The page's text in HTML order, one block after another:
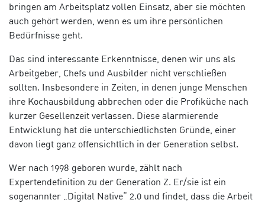
bringen am Arbeitsplatz vollen Einsatz, aber sie möchten
auch gehört werden, wenn es um ihre persönlichen
Bedürfnisse geht.
Das sind interessante Erkenntnisse, denen wir uns als
Arbeitgeber, Chefs und Ausbilder nicht verschließen
sollten. Insbesondere in Zeiten, in denen junge Menschen
ihre Kochausbildung abbrechen oder die Profiküche nach
kurzer Gesellenzeit verlassen. Diese alarmierende
Entwicklung hat die unterschiedlichsten Gründe, einer
davon liegt ganz offensichtlich in der Generation selbst.
Wer nach 1998 geboren wurde, zählt nach
Expertendefinition zu der Generation Z. Er/sie ist ein
sogenannter „Digital Native“ 2.0 und findet, dass die Arbeit